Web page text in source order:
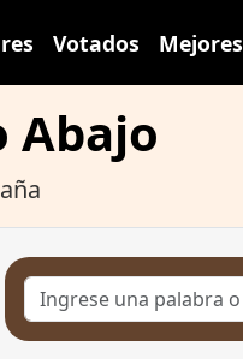
Votados Mejores
Abajo